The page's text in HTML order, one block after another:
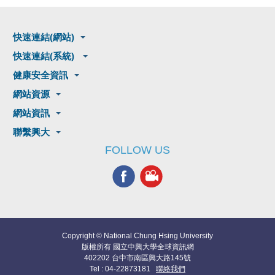
快速連結(網站)
快速連結(系統)
健康安全資訊
網站資源
網站資訊
聯繫興大
FOLLOW US
Copyright © National Chung Hsing University
版權所有 國立中興大學全球資訊網
402202 台中市南區興大路145號
Tel : 04-22873181 聯絡我們